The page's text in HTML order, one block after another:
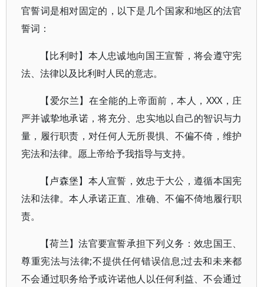
官誓词是相对固定的，以下是几个国家和地区的法官
誓词：
【比利时】本人忠诚地向国王宣誓，将会遵守宪
法、法律以及比利时人民的意志。
【爱尔兰】在全能的上帝面前，本人，XXX，庄
严并诚挚地承诺，将充分、忠实地以自己的智识与力
量，履行职责，对任何人无所畏惧、不偏不倚，维护
宪法和法律。愿上帝给予我指导与支持。
【卢森堡】本人宣誓，效忠于大公，遵循本国宪
法和法律。本人承诺正直、准确、不偏不倚地履行职
责。
【荷兰】法官要宣誓承担下列义务：效忠国王、
尊重宪法与法律;不提供任何错误信息;过去和未来都
不会通过职务给予或许诺他人以任何利益、不会通过